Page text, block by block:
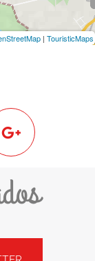
| TouristicMaps